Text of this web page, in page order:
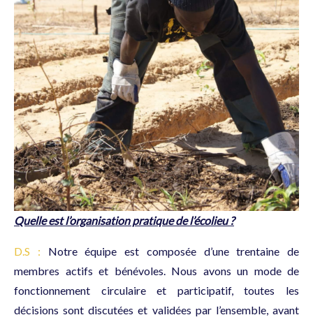
Quelle est l’organisation pratique de l’écolieu ?
D.S : Notre équipe est composée d’une trentaine de
membres actifs et bénévoles. Nous avons un mode de
fonctionnement circulaire et participatif, toutes les
décisions sont discutées et validées par l’ensemble, avant